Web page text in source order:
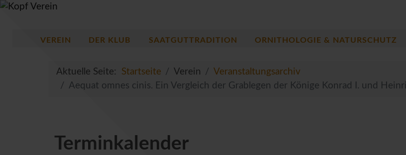
VEREIN DER KLUB SAATGUTTRADITION ORNITHOLOGIE & NATURSCHUTZ
Aktuelle Seite: Startseite Verein
Veranstaltungsarchiv
Aequat omnes cinis. Ein Vergleich der Grablegen der Könige Konrad I. und
Terminkalender